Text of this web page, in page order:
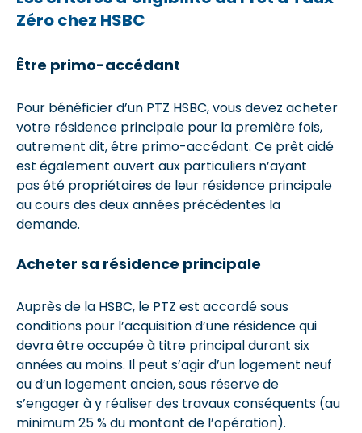
Zéro chez HSBC
Être primo-accédant
Pour bénéficier d’un PTZ HSBC, vous devez acheter
votre résidence principale pour la première fois,
autrement dit, être primo-accédant. Ce prêt aidé
est également ouvert aux particuliers n’ayant
pas été propriétaires de leur résidence principale
au cours des deux années précédentes la
demande.
Acheter sa résidence principale
Auprès de la HSBC, le PTZ est accordé sous
conditions pour l’acquisition d’une résidence qui
devra être occupée à titre principal durant six
années au moins. Il peut s’agir d’un logement neuf
ou d’un logement ancien, sous réserve de
s’engager à y réaliser des travaux conséquents (au
minimum 25 % du montant de l’opération).